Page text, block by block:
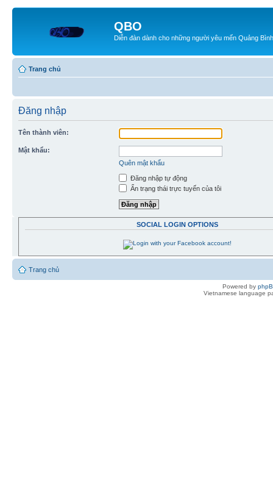
QBO
Diễn đàn dành cho những người yêu mến Quảng Bình
Trang chủ
Đăng nhập
Tên thành viên:
Mật khẩu:
Quên mật khẩu
Đăng nhập tự động
Ẩn trạng thái trực tuyến của tôi
SOCIAL LOGIN OPTIONS
Trang chủ
Powered by
Vietnamese language